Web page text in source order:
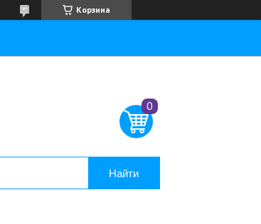
Корзина
Найти